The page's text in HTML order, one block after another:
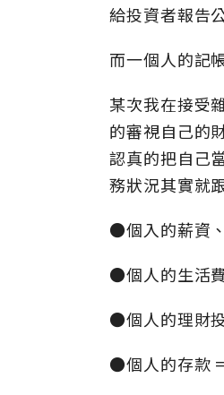
給投資者報告
而一個人的記
某次我在接受
的審視自己的
認真的把自己
務狀況其實就
●個入的薪資
●個人的生活
●個人的理財
●個人的存款